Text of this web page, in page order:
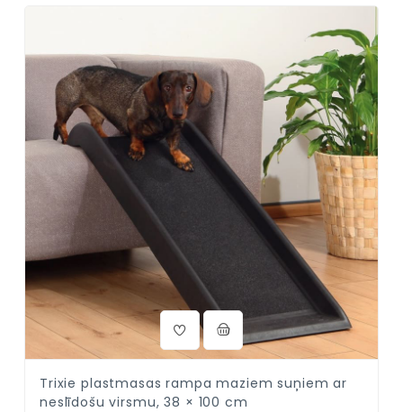
Trixie plastmasas rampa maziem suņiem ar
neslīdošu virsmu, 38 × 100 cm